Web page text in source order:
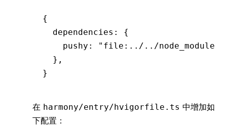
{
  dependencies
:
{
    pushy
:
"file:../../node_modules/
  }
,
}
在 harmony/entry/hvigorfile.ts 中增加如
下配置：